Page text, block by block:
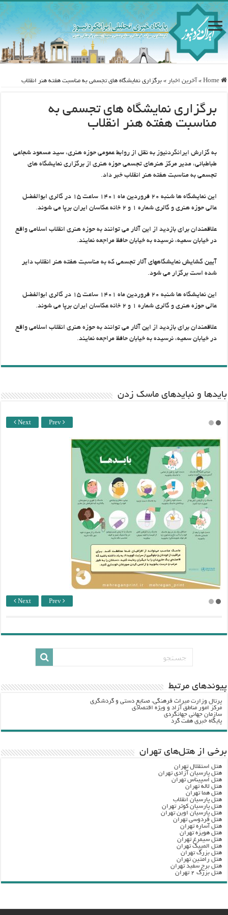
Home
» آخرین اخبار » برگزاری نمایشگاه های تجسمی به مناسبت هفته هنر انقلاب
برگزاری نمایشگاه های تجسمی به
مناسبت هفته هنر انقلاب
به گزارش ایرانگردنیوز به نقل از روابط عمومی حوزه هنری، سید مسعود شجاعی
طباطبائی، مدیر مرکز هنرهای تجسمی حوزه هنری از برگزاری نمایشگاه های
تجسمی به مناسبت هفته هنر انقلاب خبر داد.
این نمایشگاه ها شنبه ۲۰ فروردین ماه ۱۴۰۱ ساعت ۱۵ در گالری ابوالفضل
عالی حوزه هنری و گالری شماره ۱ و ۲ خانه عکاسان ایران برپا می شوند.
علاقمندان برای بازدید از این آثار می توانند به حوزه هنری انقلاب اسلامی واقع
در خیابان سمیه، نرسیده به خیابان حافظ مراجعه نمایند.
آیین گشایش نمایشگاههای آثار تجسمی که به مناسبت هفته هنر انقلاب دایر
شده است برگزار می شود.
این نمایشگاه ها شنبه ۲۰ فروردین ماه ۱۴۰۱ ساعت ۱۵ در گالری ابوالفضل
عالی حوزه هنری و گالری شماره ۱ و ۲ خانه عکاسان ایران برپا می شوند.
علاقمندان برای بازدید از این آثار می توانند به حوزه هنری انقلاب اسلامی واقع
در خیابان سمیه، نرسیده به خیابان حافظ مراجعه نمایند.
باید‌ها و نبایدهای ماسک زدن
Next Prev
Next Prev
پيوندهاي مرتبط
پرتال وزارت ميراث فرهنگي، صنایع دستی و گردشگري
مرکز امور مناطق آزاد و ویژه اقتصادی
سازمان جهانی جهانگردی
پایگاه خبری هفت گرد
برخی از هتل‌های تهران
هتل استقلال تهران
هتل پارسیان آزادی تهران
هتل اسپیناس تهران
هتل لاله تهران
هتل هما تهران
هتل پارسیان انقلاب
هتل پارسیان کوثر تهران
هتل پارسیان اوین تهران
هتل فردوسی تهران
هتل آساره تهران
هتل هویزه تهران
هتل سیمرغ تهران
هتل المپیک تهران
هتل بزرگ تهران
هتل رامتین تهران
هتل برج سفید تهران
هتل بزرگ ۲ تهران